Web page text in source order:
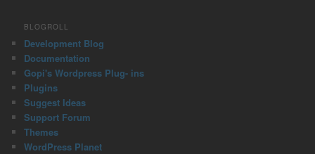
BLOGROLL
Development Blog
Documentation
Gopi's Wordpress Plug- ins
Plugins
Suggest Ideas
Support Forum
Themes
WordPress Planet